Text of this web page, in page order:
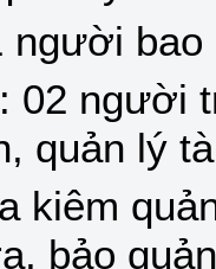
người bao
02 người
quản lý
kiêm
bảo